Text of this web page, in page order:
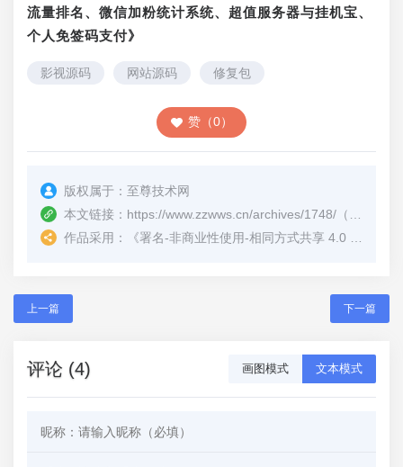
流量排名、微信加粉统计系统、超值服务器与挂机宝、
个人免签码支付》
影视源码 网站源码 修复包
赞（0）
版权属于： 至尊技术网
本文链接： https://www.zzwws.cn/archives/1748/ （转载时请注明本文出处及文章链接）
作品采用：
《署名-非商业性使用-相同方式共享 4.0 国际 (CC BY-NC-SA 4.0)
上一篇 下一篇
评论 (4) 画图模式 文本模式